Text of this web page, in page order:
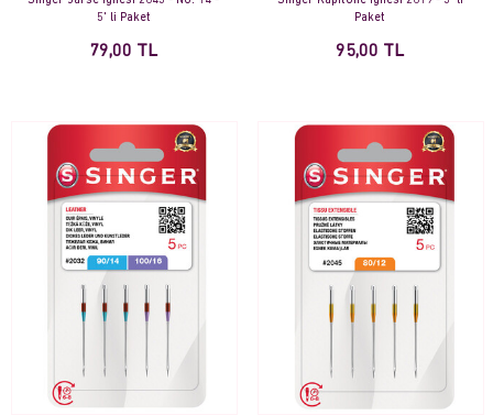
5' li Paket
79,00 TL
Paket
95,00 TL